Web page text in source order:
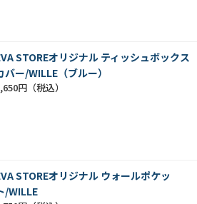
STOREオリジナル ティッシュボックス
バー/WILLE（ブルー）
円
STOREオリジナル ウォールポケッ
/WILLE